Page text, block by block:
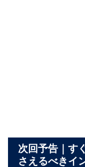
次回予告｜す
さえるべきイ